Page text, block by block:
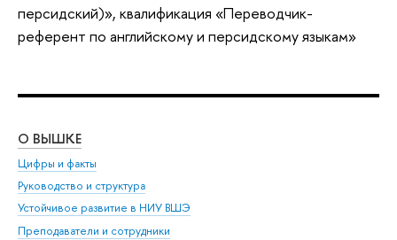
персидский)», квалификация «Переводчик-
референт по английскому и персидскому языкам»
О ВЫШКЕ
Цифры и факты
Руководство и структура
Устойчивое развитие в НИУ ВШЭ
Преподаватели и сотрудники